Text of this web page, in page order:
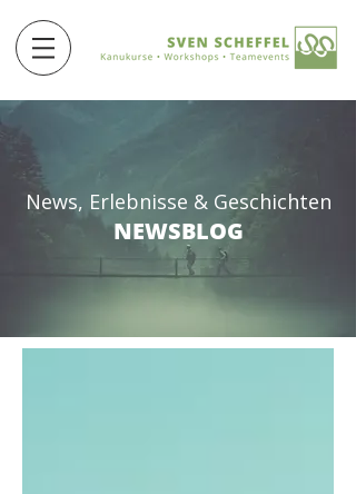
News, Erlebnisse & Geschichten
NEWSBLOG